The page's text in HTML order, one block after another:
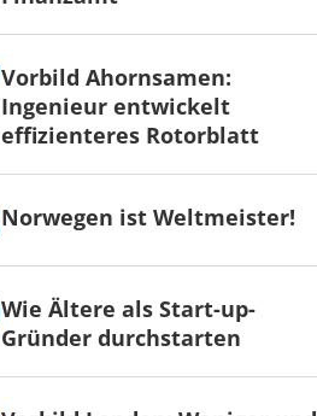
Vorbild Ahornsamen:
Ingenieur entwickelt
effizienteres Rotorblatt
Norwegen ist Weltmeister!
Wie Ältere als Start-up-
Gründer durchstarten